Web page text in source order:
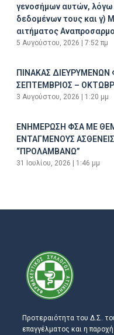
γενοσήμων αυτών, λόγω
δεδομένων τους και γ)
αιτήματος
5 Αυγούστου, 2026 7:52 πμ
ΠΙΝΑΚΑΣ
ΣΕΠΤΕΜΒΡΙΟΣ –
3 Αυγούστου, 2026 1:20 μμ
ΕΝΗΜΕΡΩΣΗ ΦΣΑ ΜΕ
ΕΝΤΑΓΜΕΝΟΥΣ
“ΠΡΟΛΑΜΒΑΝΩ”
31 Ιουλίου, 2026 1:46 μμ
Προτεραιότητα του Δ.Σ.
επαγγέλματος και η